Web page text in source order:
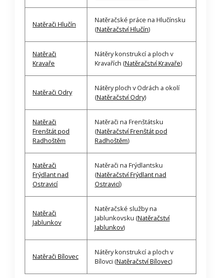
Natěrači Hlučín
Natěračské práce na Hlučínsku
(Natěračství Hlučín)
Natěrači
Kravaře
Nátěry konstrukcí a ploch v
Kravařích (Natěračství Kravaře)
Natěrači Odry
Nátěry ploch v Odrách a okolí
(Natěračství Odry)
Natěrači
Frenštát pod
Radhoštěm
Natěrači na Frenštátsku
(Natěračství Frenštát pod
Radhoštěm)
Natěrači
Frýdlant nad
Ostravicí
Natěrači na Frýdlantsku
(Natěračství Frýdlant nad
Ostravicí)
Natěrači
Jablunkov
Natěračské služby na
Jablunkovsku (Natěračství
Jablunkov)
Natěrači Bílovec
Nátěry konstrukcí a ploch v
Bílovci (Natěračství Bílovec)